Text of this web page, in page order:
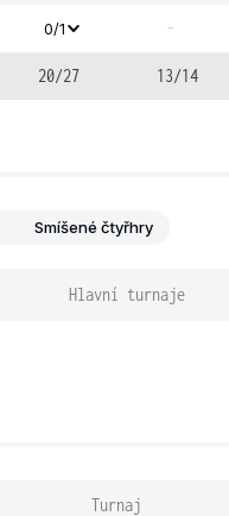
0/1 -
20/27 13/14
Smíšené čtyřhry
Hlavní turnaje
Turnaj